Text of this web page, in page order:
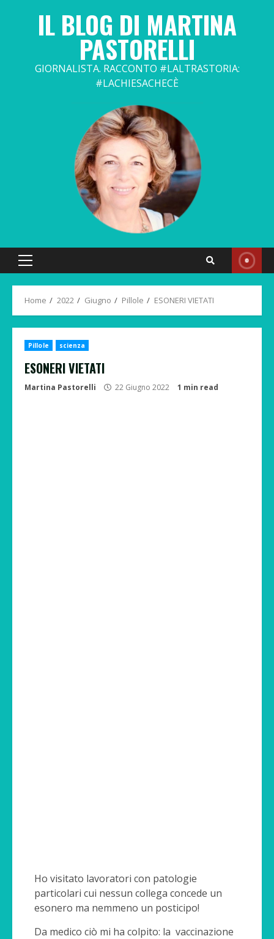
IL BLOG DI MARTINA
PASTORELLI
GIORNALISTA. RACCONTO #LALTRASTORIA:
#LACHIESACHECÈ
Primary
Home 2022 Giugno Pillole ESONERI VIETATI
Pillole scienza
ESONERI VIETATI
Martina Pastorelli 22 Giugno 2022 1 min read
Ho visitato lavoratori con patologie
particolari cui nessun collega concede un
esonero ma nemmeno un posticipo!
Da medico ciò mi ha colpito: la vaccinazione